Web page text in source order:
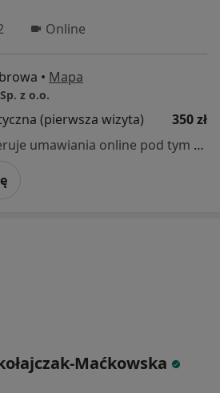
Online
• Mapa
z o.o.
(pierwsza wizyta)
350 zł
Specjalista nie oferuje umawiania online pod tym adresem.
Maćkowska